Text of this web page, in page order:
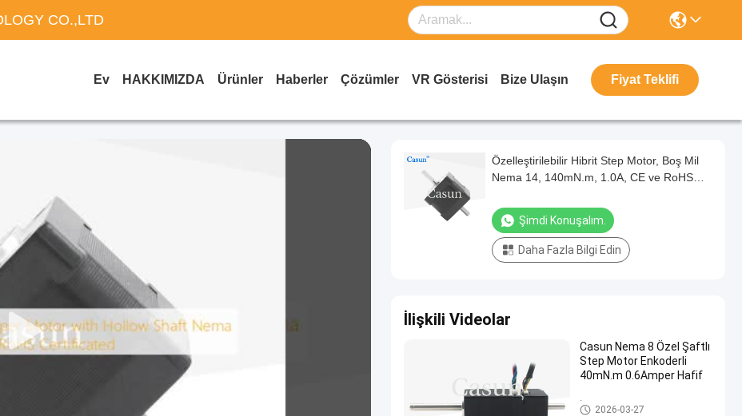
CO.,LTD
Ev HAKKIMIZDA Ürünler Haberler Çözümler VR Gösterisi Bize Ulaşın Fiyat Teklifi
Özelleştirilebilir Hibrit Step Motor, Boş Mil
Nema 14, 140mN.m, 1.0A, CE ve RoHS
Şimdi Konuşalım.
Daha Fazla Bilgi Edin
İlişkili Videolar
Casun Nema 8 Özel Şaftlı
Step Motor Enkoderli
40mN.m 0.6Amper Hafif
İçi Boş Mil Adım Motoru
2026-03-27